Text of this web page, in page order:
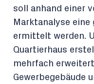
soll anhand einer
Marktanalyse
ermittelt werden.
Quartierhaus
mehrfach
Gewerbegebäude